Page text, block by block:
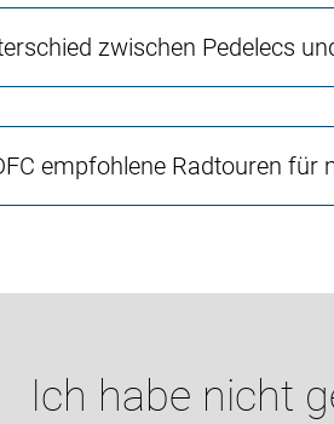
zwischen Pedelecs
empfohlene Radtouren für
Ich habe nicht